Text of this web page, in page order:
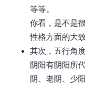
等等。
你看，是不是
性格方面的大
其次，五行角度
阴阳有阴阳所
阴、老阴、少